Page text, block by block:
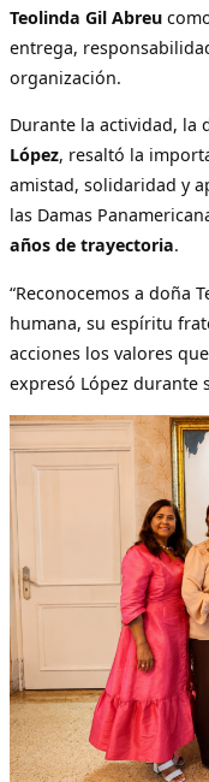
Teolinda Gil Abreu
entrega,
organización.
Durante la actividad, la
López, resaltó la
amistad, solidaridad y
las Damas
años de trayectoria.
“Reconocemos a doña
humana, su espíritu
acciones los valores
expresó López durante